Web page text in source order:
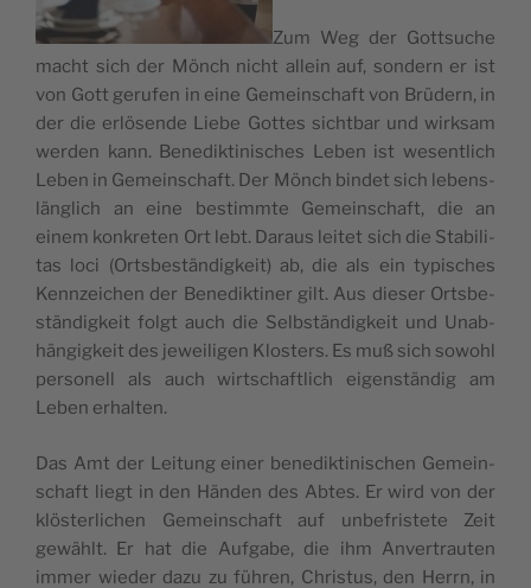
Zum Weg der Gott­su­che
macht sich der Mönch nicht allein auf, son­dern er ist
von Gott geru­fen in eine Gemein­schaft von Brü­dern, in
der die erlö­sen­de Lie­be Got­tes sicht­bar und wirk­sam
wer­den kann. Bene­dik­t­i­ni­sches Leben ist wesent­lich
Leben in Gemein­schaft. Der Mönch bin­det sich lebens­
läng­lich an eine bestimm­te Gemein­schaft, die an
einem kon­kre­ten Ort lebt. Dar­aus lei­tet sich die Sta­bi­li­
tas loci (Orts­be­stän­dig­keit) ab, die als ein typi­sches
Kenn­zei­chen der Bene­dik­ti­ner gilt. Aus die­ser Orts­be­
stän­dig­keit folgt auch die Selb­stän­dig­keit und Unab­
hän­gig­keit des jewei­li­gen Klos­ters. Es muß sich sowohl
per­so­nell als auch wirt­schaft­lich eigen­stän­dig am
Leben erhalten.
Das Amt der Lei­tung einer bene­dik­t­i­ni­schen Gemein­
schaft liegt in den Hän­den des Abtes. Er wird von der
klös­ter­li­chen Gemein­schaft auf unbe­fris­te­te Zeit
gewählt. Er hat die Auf­ga­be, die ihm Anver­trau­ten
immer wie­der dazu zu füh­ren, Chris­tus, den Herrn, in